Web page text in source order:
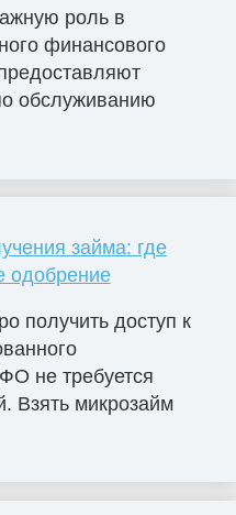
роль в
финансового
обслуживанию
займа: где
одобрение
получить доступ к
не требуется
Взять микрозайм